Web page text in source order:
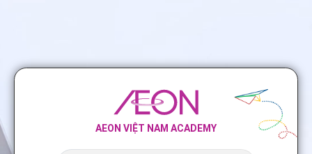
AEON VIỆT NAM ACADEMY